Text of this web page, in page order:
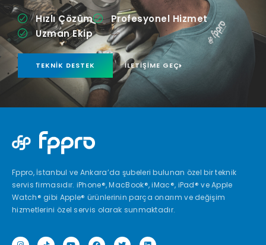
Hızlı Çözüm
Profesyonel Hizmet
Uzman Ekip
TEKNIK DESTEK İLETIŞIME GEÇ
Fppro, İstanbul ve Ankara’da şubeleri bulunan özel bir teknik
servis firmasıdır. iPhone®, MacBook®, iMac®, iPad® ve Apple
Watch® gibi Apple® ürünlerinin parça onarım ve değişim
hizmetlerini özel servis olarak sunmaktadır.